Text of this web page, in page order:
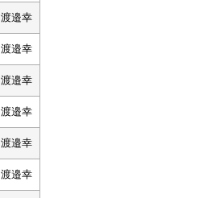
渡邉幸
渡邉幸
渡邉幸
渡邉幸
渡邉幸
渡邉幸